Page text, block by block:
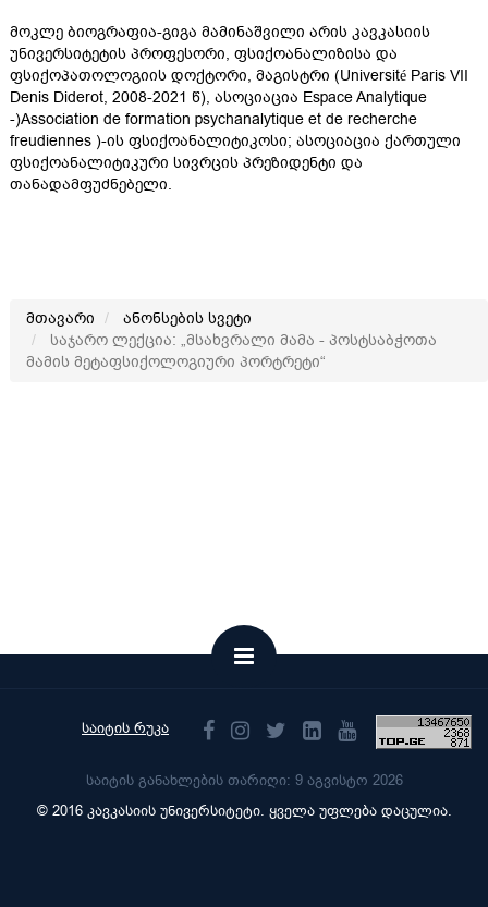
მოკლე ბიოგრაფია-გიგა მამინაშვილი არის კავკასიის
უნივერსიტეტის პროფესორი, ფსიქოანალიზისა და
ფსიქოპათოლოგიის დოქტორი, მაგისტრი (Université Paris VII
Denis Diderot, 2008-2021 წ), ასოციაცია Espace Analytique
-)Association de formation psychanalytique et de recherche
freudiennes )-ის ფსიქოანალიტიკოსი; ასოციაცია ქართული
ფსიქოანალიტიკური სივრცის პრეზიდენტი და
თანადამფუძნებელი.
მთავარი
ანონსების სვეტი
საჯარო ლექცია: „მსახვრალი მამა - პოსტსაბჭოთა
მამის მეტაფსიქოლოგიური პორტრეტი“
საიტის რუკა
საიტის განახლების თარიღი: 9 აგვისტო 2026
© 2016 კავკასიის უნივერსიტეტი. ყველა უფლება დაცულია.